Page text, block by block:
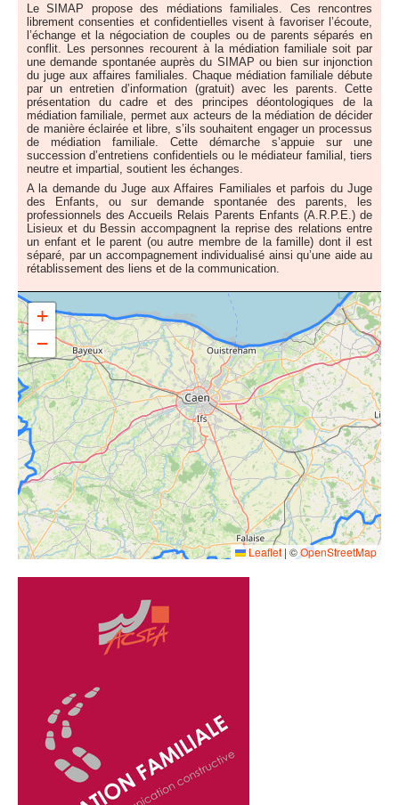
Le SIMAP propose des médiations familiales. Ces rencontres
librement consenties et confidentielles visent à favoriser l’écoute,
l’échange et la négociation de couples ou de parents séparés en
conflit. Les personnes recourent à la médiation familiale soit par
une demande spontanée auprès du SIMAP ou bien sur injonction
du juge aux affaires familiales. Chaque médiation familiale débute
par un entretien d’information (gratuit) avec les parents. Cette
présentation du cadre et des principes déontologiques de la
médiation familiale, permet aux acteurs de la médiation de décider
de manière éclairée et libre, s’ils souhaitent engager un processus
de médiation familiale. Cette démarche s’appuie sur une
succession d’entretiens confidentiels ou le médiateur familial, tiers
neutre et impartial, soutient les échanges.
A la demande du Juge aux Affaires Familiales et parfois du Juge
des Enfants, ou sur demande spontanée des parents, les
professionnels des Accueils Relais Parents Enfants (A.R.P.E.) de
Lisieux et du Bessin accompagnent la reprise des relations entre
un enfant et le parent (ou autre membre de la famille) dont il est
séparé, par un accompagnement individualisé ainsi qu’une aide au
rétablissement des liens et de la communication.
38 rue Basse 14 000 Caen
+
−
Leaflet | ©OpenStreetMap